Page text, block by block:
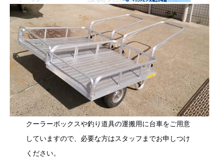
クーラーボックスや釣り道具の運搬用に台車をご用意
していますので、必要な方はスタッフまでお申しつけ
ください。